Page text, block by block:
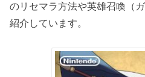
のリセマラ方法や英雄召喚（
紹介しています。